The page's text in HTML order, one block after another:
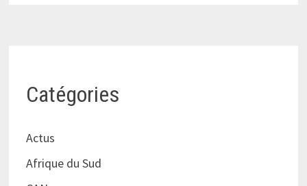
Catégories
Actus
Afrique du Sud